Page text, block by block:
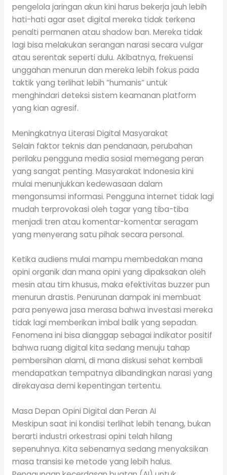
pengelola jaringan akun kini harus bekerja jauh lebih
hati-hati agar aset digital mereka tidak terkena
penalti permanen atau shadow ban. Mereka tidak
lagi bisa melakukan serangan narasi secara vulgar
atau serentak seperti dulu. Akibatnya, frekuensi
unggahan menurun dan mereka lebih fokus pada
taktik yang terlihat lebih “humanis” untuk
menghindari deteksi sistem keamanan platform
yang kian agresif.
Meningkatnya Literasi Digital Masyarakat
Selain faktor teknis dan pendanaan, perubahan
perilaku pengguna media sosial memegang peran
yang sangat penting. Masyarakat Indonesia kini
mulai menunjukkan kedewasaan dalam
mengonsumsi informasi. Pengguna internet tidak lagi
mudah terprovokasi oleh tagar yang tiba-tiba
menjadi tren atau komentar-komentar seragam
yang menyerang satu pihak secara personal.
Ketika audiens mulai mampu membedakan mana
opini organik dan mana opini yang dipaksakan oleh
mesin atau tim khusus, maka efektivitas buzzer pun
menurun drastis. Penurunan dampak ini membuat
para penyewa jasa merasa bahwa investasi mereka
tidak lagi memberikan imbal balik yang sepadan.
Fenomena ini bisa dianggap sebagai indikator positif
bahwa ruang digital kita sedang menuju tahap
pembersihan alami, di mana diskusi sehat kembali
mendapatkan tempatnya dibandingkan narasi yang
direkayasa demi kepentingan tertentu.
Masa Depan Opini Digital dan Peran AI
Meskipun saat ini kondisi terlihat lebih tenang, bukan
berarti industri orkestrasi opini telah hilang
sepenuhnya. Kita sebenarnya sedang menyaksikan
masa transisi ke metode yang lebih halus.